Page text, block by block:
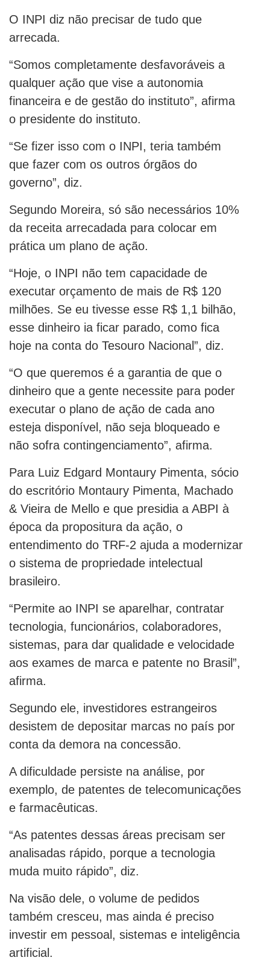
O INPI diz não precisar de tudo que
arrecada.
“Somos completamente desfavoráveis a
qualquer ação que vise a autonomia
financeira e de gestão do instituto”, afirma
o presidente do instituto.
“Se fizer isso com o INPI, teria também
que fazer com os outros órgãos do
governo”, diz.
Segundo Moreira, só são necessários 10%
da receita arrecadada para colocar em
prática um plano de ação.
“Hoje, o INPI não tem capacidade de
executar orçamento de mais de R$ 120
milhões. Se eu tivesse esse R$ 1,1 bilhão,
esse dinheiro ia ficar parado, como fica
hoje na conta do Tesouro Nacional”, diz.
“O que queremos é a garantia de que o
dinheiro que a gente necessite para poder
executar o plano de ação de cada ano
esteja disponível, não seja bloqueado e
não sofra contingenciamento”, afirma.
Para Luiz Edgard Montaury Pimenta, sócio
do escritório Montaury Pimenta, Machado
& Vieira de Mello e que presidia a ABPI à
época da propositura da ação, o
entendimento do TRF-2 ajuda a modernizar
o sistema de propriedade intelectual
brasileiro.
“Permite ao INPI se aparelhar, contratar
tecnologia, funcionários, colaboradores,
sistemas, para dar qualidade e velocidade
aos exames de marca e patente no Brasil”,
afirma.
Segundo ele, investidores estrangeiros
desistem de depositar marcas no país por
conta da demora na concessão.
A dificuldade persiste na análise, por
exemplo, de patentes de telecomunicações
e farmacêuticas.
“As patentes dessas áreas precisam ser
analisadas rápido, porque a tecnologia
muda muito rápido”, diz.
Na visão dele, o volume de pedidos
também cresceu, mas ainda é preciso
investir em pessoal, sistemas e inteligência
artificial.